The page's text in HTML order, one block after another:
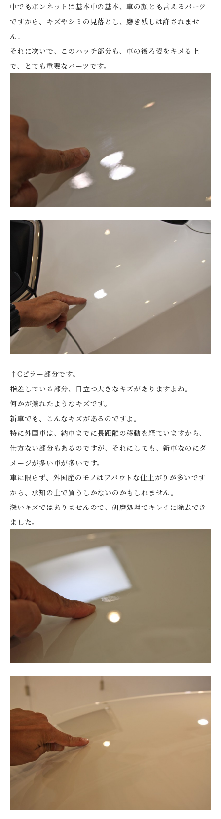
中でもボンネットは基本中の基本、車の顔とも言えるパーツ
ですから、キズやシミの見落とし、磨き残しは許されませ
ん。
それに次いで、このハッチ部分も、車の後ろ姿をキメる上
で、とても重要なパーツです。
↑Cピラー部分です。
指差している部分、目立つ大きなキズがありますよね。
何かが擦れたようなキズです。
新車でも、こんなキズがあるのですよ。
特に外国車は、納車までに長距離の移動を経ていますから、
仕方ない部分もあるのですが、それにしても、新車なのにダ
メージが多い車が多いです。
車に限らず、外国産のモノはアバウトな仕上がりが多いです
から、承知の上で買うしかないのかもしれません。
深いキズではありませんので、研磨処理でキレイに除去でき
ました。